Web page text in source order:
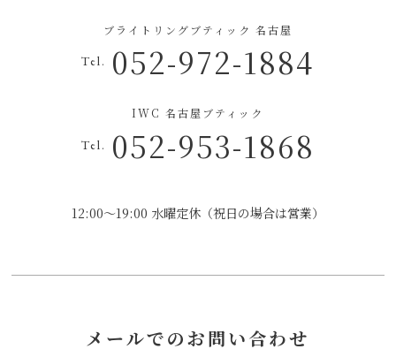
ブライトリングブティック 名古屋
Tel. 052-972-1884
IWC 名古屋ブティック
Tel. 052-953-1868
12:00～19:00 水曜定休（祝日の場合は営業）
メールでのお問い合わせ